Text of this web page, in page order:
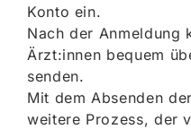
Konto ein.
Nach der Anmeldung
Ärzt:innen bequem
senden.
Mit dem Absenden
weitere Prozess, der